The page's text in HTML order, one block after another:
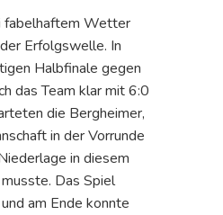
Wetter
Erfolgswelle. In
Halbfinale gegen
das Team klar mit 6:0
die Bergheimer,
in der Vorrunde
in diesem
Das Spiel
am Ende konnte